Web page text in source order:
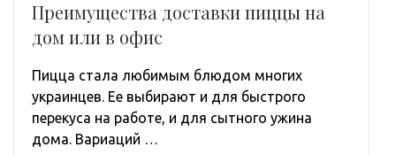
Преимущества доставки пиццы на
дом или в офис
Пицца стала любимым блюдом многих
украинцев. Ее выбирают и для быстрого
перекуса на работе, и для сытного ужина
дома. Вариаций …